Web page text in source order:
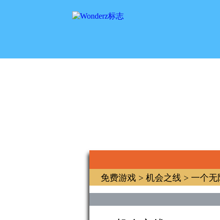
免费游戏 > 机会之线 > 一个